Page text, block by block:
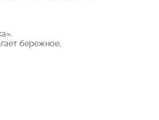
бережное,